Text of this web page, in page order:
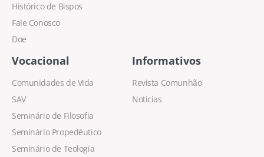
Histórico de Bispos
Fale Conosco
Doe
Vocacional
Comunidades de Vida
SAV
Seminário de Filosofia
Seminário Propedêutico
Seminário de Teologia
Informativos
Revista Comunhão
Noticias